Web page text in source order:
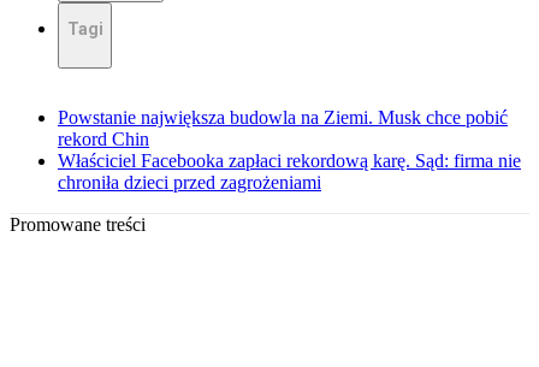
Tagi
Powstanie największa budowla na Ziemi. Musk chce pobić
rekord Chin
Właściciel Facebooka zapłaci rekordową karę. Sąd: firma nie
chroniła dzieci przed zagrożeniami
Promowane treści